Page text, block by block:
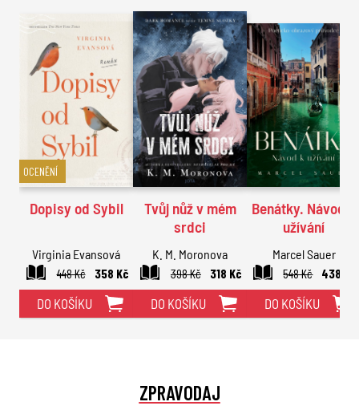
OCENĚNÍ
Dopisy od Sybil
Virginia Evansová
448 Kč
358 Kč
DO KOŠÍKU
Tvůj nůž v mém
srdci
K. M. Moronova
398 Kč
318 Kč
DO KOŠÍKU
Benátky. Návod k
užívání
Marcel Sauer
548 Kč
438 Kč
DO KOŠÍKU
ZPRAVODAJ